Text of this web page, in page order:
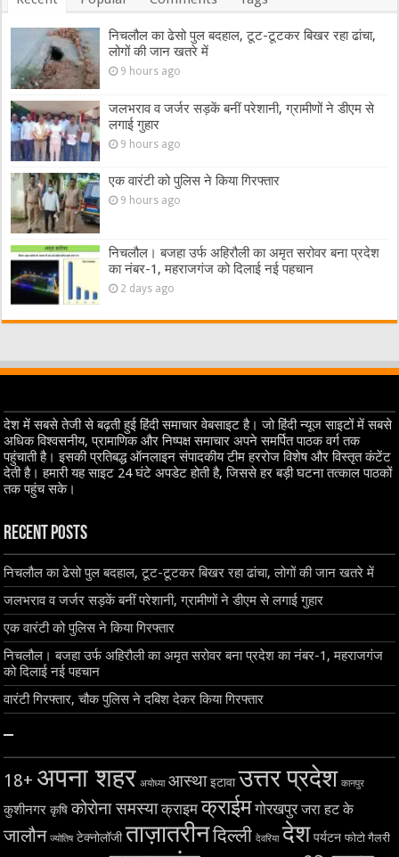
निचलौल का ढेसो पुल बदहाल, टूट-टूटकर बिखर रहा ढांचा,
लोगों की जान खतरे में
9 hours ago
जलभराव व जर्जर सड़कें बनीं परेशानी, ग्रामीणों ने डीएम से
लगाई गुहार
9 hours ago
एक वारंटी को पुलिस ने किया गिरफ्तार
9 hours ago
निचलौल। बजहा उर्फ अहिरौली का अमृत सरोवर बना प्रदेश
का नंबर-1, महराजगंज को दिलाई नई पहचान
2 days ago
देश में सबसे तेजी से बढ़ती हुई हिंदी समाचार वेबसाइट है। जो हिंदी न्यूज साइटों में सबसे
अधिक विश्वसनीय, प्रामाणिक और निष्पक्ष समाचार अपने समर्पित पाठक वर्ग तक
पहुंचाती है। इसकी प्रतिबद्ध ऑनलाइन संपादकीय टीम हररोज विशेष और विस्तृत कंटेंट
देती है। हमारी यह साइट 24 घंटे अपडेट होती है, जिससे हर बड़ी घटना तत्काल पाठकों
तक पहुंच सके।
Recent Posts
निचलौल का ढेसो पुल बदहाल, टूट-टूटकर बिखर रहा ढांचा, लोगों की जान खतरे में
जलभराव व जर्जर सड़कें बनीं परेशानी, ग्रामीणों ने डीएम से लगाई गुहार
एक वारंटी को पुलिस ने किया गिरफ्तार
निचलौल। बजहा उर्फ अहिरौली का अमृत सरोवर बना प्रदेश का नंबर-1, महराजगंज
को दिलाई नई पहचान
वारंटी गिरफ्तार, चौक पुलिस ने दबिश देकर किया गिरफ्तार
–
18+ अपना शहर अयोध्या आस्था इटावा उत्तर प्रदेश कानपुर
कुशीनगर कृषि कोरोना समस्या क्राइम क्राईम गोरखपुर जरा हट के
जालौन ज्योतिष टेक्नोलॉजी ताज़ातरीनदिल्ली देवरिया देश पर्यटन फोटो गैलरी